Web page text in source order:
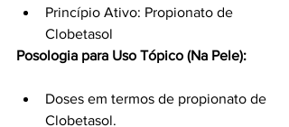
Princípio Ativo: Propionato de
Clobetasol
Posologia para Uso Tópico (Na Pele):
Doses em termos de propionato de
Clobetasol.